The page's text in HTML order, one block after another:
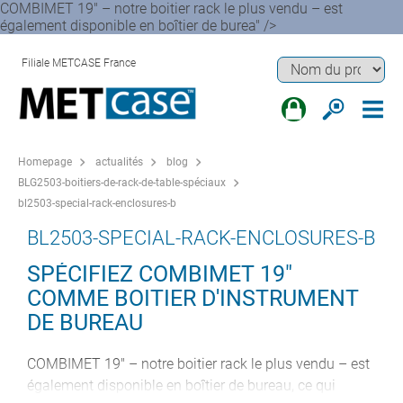
COMBIMET 19" – notre boitier rack le plus vendu – est
également disponible en boîtier de burea" />
Filiale METCASE France
Homepage actualités
blog
BLG2503-boitiers-de-rack-de-table-spéciaux
bl2503-special-rack-enclosures-b
BL2503-SPECIAL-RACK-ENCLOSURES-B
SPÉCIFIEZ COMBIMET 19"
COMME BOITIER D'INSTRUMENT
DE BUREAU
COMBIMET 19" – notre boitier rack le plus vendu – est
également disponible en boîtier de bureau, ce qui